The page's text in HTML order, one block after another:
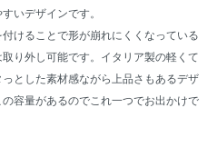
いデザインです。
けることで形が崩れにくくなっている
り外し可能です。イタリア製の軽くて
とした素材感ながら上品さもあるデザ
容量があるのでこれ一つでお出かけで